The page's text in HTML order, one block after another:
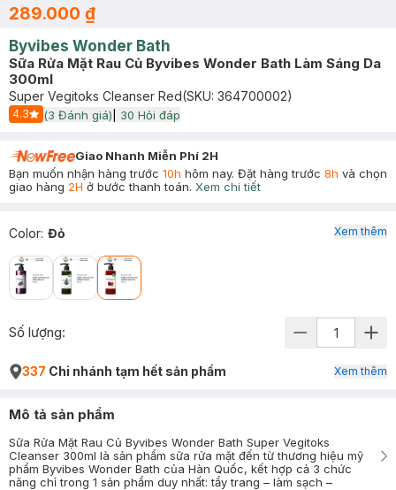
289.000 ₫
Byvibes Wonder Bath
Sữa Rửa Mặt Rau Củ Byvibes Wonder Bath Làm Sáng Da
300ml
Super Vegitoks Cleanser Red(SKU: 364700002)
4.3
Start Icon
(3 Đánh giá) 30 Hỏi đáp
Giao Nhanh Miễn Phí 2H
Bạn muốn nhận hàng trước 10h hôm nay. Đặt hàng trước 8h và chọn
giao hàng 2H ở bước thanh toán. Xem chi tiết
Color: Đỏ Xem thêm
Số lượng:
337 Chi nhánh tạm hết sản phẩm Xem thêm
Mô tả sản phẩm
Sữa Rửa Mặt Rau Củ Byvibes Wonder Bath Super Vegitoks
Cleanser 300ml là sản phẩm sữa rửa mặt đến từ thương hiệu mỹ
phẩm Byvibes Wonder Bath của Hàn Quốc, kết hợp cả 3 chức
năng chỉ trong 1 sản phẩm duy nhất: tẩy trang – làm sạch –